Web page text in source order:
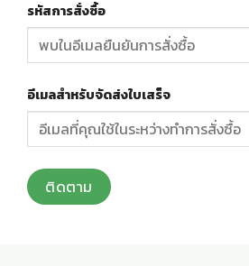
รหัสการสั่งซื้อ
อีเมลสำหรับจัดส่งใบเสร็จ
ติดตาม